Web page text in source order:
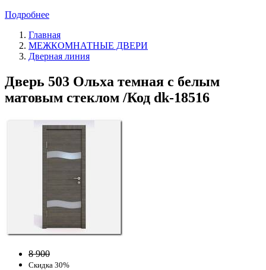
Подробнее
Главная
МЕЖКОМНАТНЫЕ ДВЕРИ
Дверная линия
Дверь 503 Ольха темная с белым
матовым стеклом /Код dk-18516
8 900
Скидка 30%